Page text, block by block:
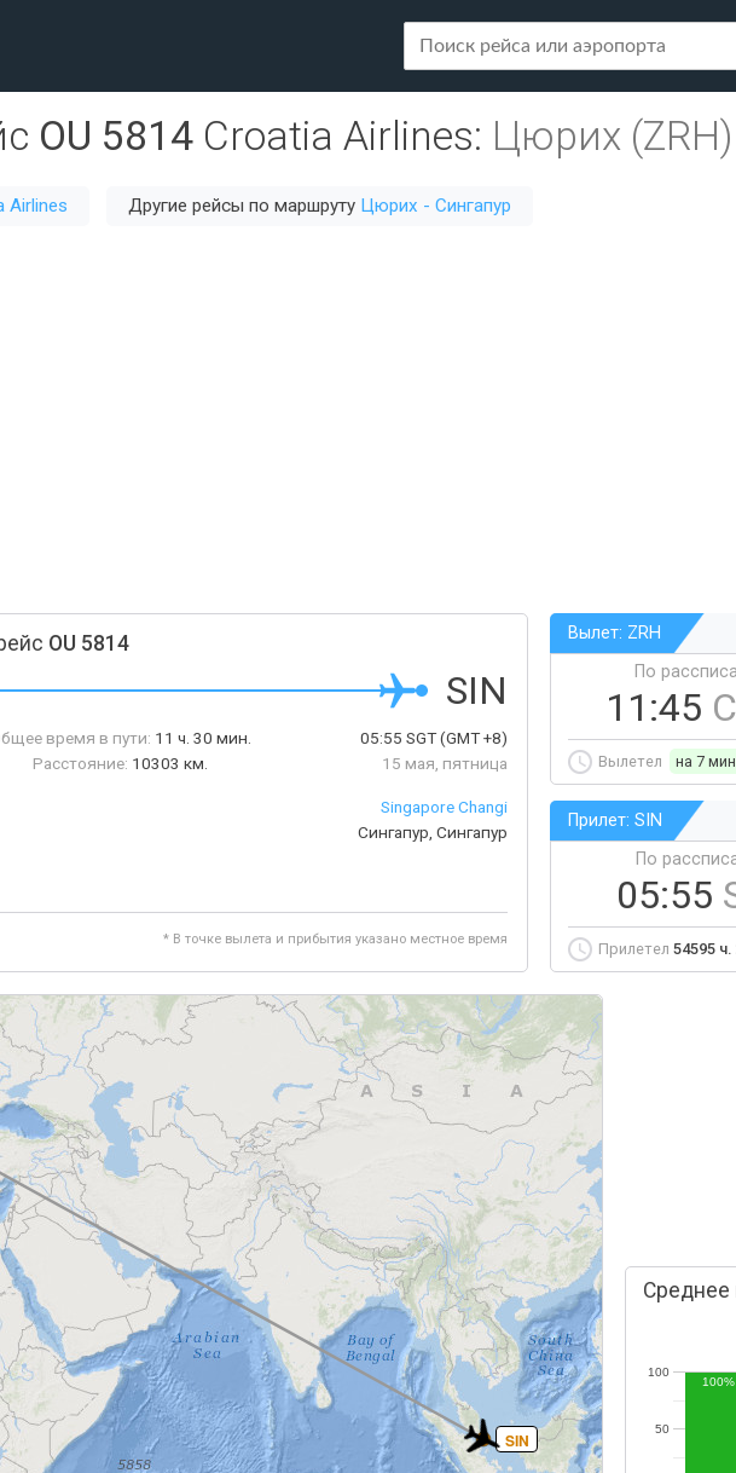
OU 5814 Croatia Airlines: Цюрих (ZRH)
Airlines Другие рейсы по маршруту Цюрих - Сингапур
OU 5814
SIN
время в пути: 11 ч. 30 мин.
Расстояние: 10303 км.
05:55 SGT(GMT +8)
15 мая, пятница
Singapore Changi
Сингапур, Сингапур
* В точке вылета и прибытия указано местное время
Вылет: ZRH
По
11:45
Вылетел на 7
Прилет: SIN
По
05:55
Прилетел 54595
SIN
Среднее
50
100
100%